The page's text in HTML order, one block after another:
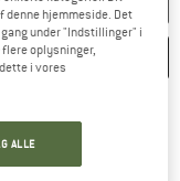
SAMMENLIGNE
Åbnes i en infoboks
hjemmeside. Det
under "Indstillinger" i
oplysninger,
i vores
ALLE